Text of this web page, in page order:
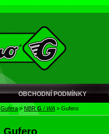
OBCHODNÍ PODMÍNKY
Gufera> NBRG / WA > Gufero
Gufero